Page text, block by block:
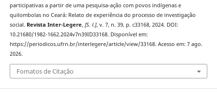
participativas a partir de uma pesquisa-ação com povos indígenas e
quilombolas no Ceará: Relato de experiência do processo de investigação
social. Revista Inter-Legere, [S. l.], v. 7, n. 39, p. c33168, 2024. DOI:
10.21680/1982-1662.2024v7n39ID33168. Disponível em:
https://periodicos.ufrn.br/interlegere/article/view/33168. Acesso em: 7 ago.
2026.
Fomatos de Citação